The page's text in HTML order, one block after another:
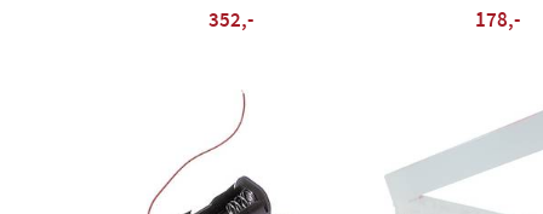
352,- 178,-